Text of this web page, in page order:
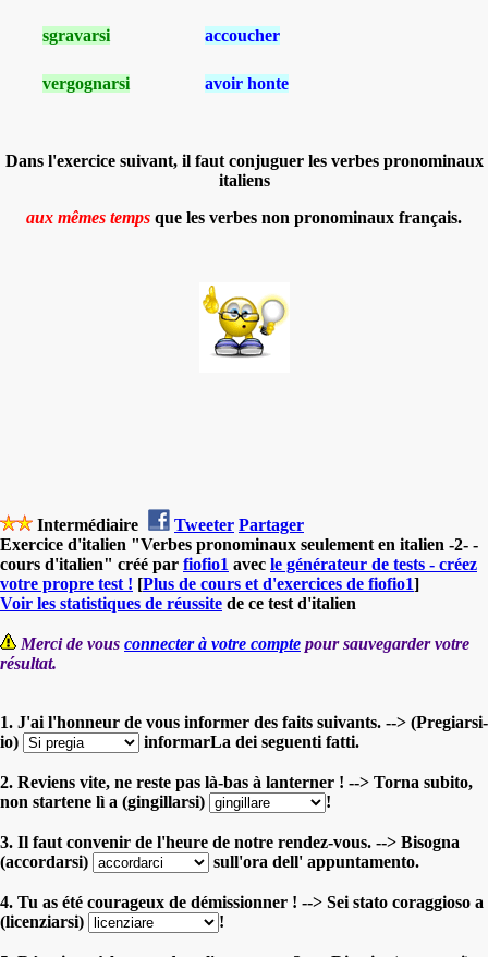
sgravarsi accoucher
vergognarsi avoir honte
Dans l'exercice suivant, il faut conjuguer les verbes pronominaux
italiens
aux mêmes temps que les verbes non pronominaux français.
Intermédiaire Tweeter Partager
Exercice d'italien "Verbes pronominaux seulement en italien -2- -
cours d'italien" créé par fiofio1 avec le générateur de tests - créez
votre propre test ! [Plus de cours et d'exercices de fiofio1]
Voir les statistiques de réussite de ce test d'italien
Merci de vous connecter à votre compte pour sauvegarder votre
résultat.
1. J'ai l'honneur de vous informer des faits suivants. --> (Pregiarsi-
io)
informarLa dei seguenti fatti.
2. Reviens vite, ne reste pas là-bas à lanterner ! --> Torna subito,
non startene lì a (gingillarsi)
!
3. Il faut convenir de l'heure de notre rendez-vous. --> Bisogna
(accordarsi)
sull'ora dell' appuntamento.
4. Tu as été courageux de démissionner ! --> Sei stato coraggioso a
(licenziarsi)
!